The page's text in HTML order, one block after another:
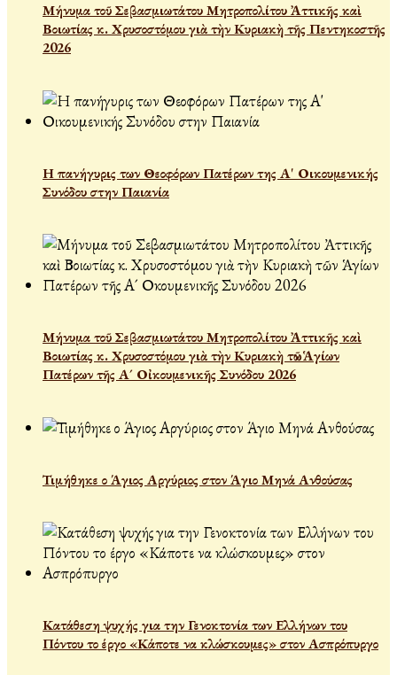
Μήνυμα τοῦ Σεβασμιωτάτου Μητροπολίτου Ἀττικῆς καὶ
Βοιωτίας κ. Χρυσοστόμου γιὰ τὴν Κυριακὴ τῆς Πεντηκοστῆς
2026
Η πανήγυρις των Θεοφόρων Πατέρων της Α' Οικουμενικής
Συνόδου στην Παιανία
Μήνυμα τοῦ Σεβασμιωτάτου Μητροπολίτου Ἀττικῆς καὶ
Βοιωτίας κ. Χρυσοστόμου γιὰ τὴν Κυριακὴ τῶν Ἁγίων
Πατέρων τῆς Α´ Οἰκουμενικῆς Συνόδου 2026
Τιμήθηκε ο Άγιος Αργύριος στον Άγιο Μηνά Ανθούσας
Κατάθεση ψυχής για την Γενοκτονία των Ελλήνων του
Πόντου το έργο «Κάποτε να κλώσκουμες» στον Ασπρόπυργο